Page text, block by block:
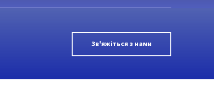
Зв'яжіться з нами